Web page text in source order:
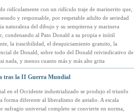
ridículamente con un ridículo traje de marinerito que,
y responsable, por respetable adulto de seriedad
naturaleza del dibujo y su sempiterna y marinera
condenando al Pato Donald a su propia e inútil
la irascibilidad, el desquiciamiento gratuito, la
de Donald, sobre todo del Donald reivindicativo de
nada, y menos cuanto más y más alto grita
tras la II Guerra Mundial
en el Occidente industrializado se produjo el triunfo
forma diferente al liberalismo de antaño. A escala
sufragio universal completo se convierte en norma,